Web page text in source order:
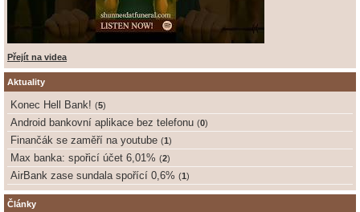
Přejít na videa
Aktuality
Konec Hell Bank! (5)
Android bankovní aplikace bez telefonu (0)
Finančák se zaměří na youtube (1)
Max banka: spořicí účet 6,01% (2)
AirBank zase sundala spořící 0,6% (1)
Články